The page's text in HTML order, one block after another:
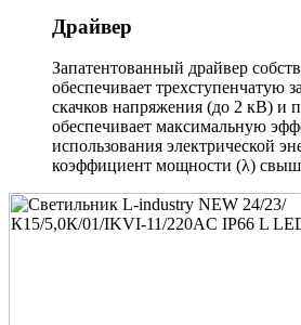
Драйвер
Запатентованный драйвер
обеспечивает трехступенчатую
скачков напряжения (до 2 кВ) и
обеспечивает максимальную
использования электрической
коэффициент мощности (λ)